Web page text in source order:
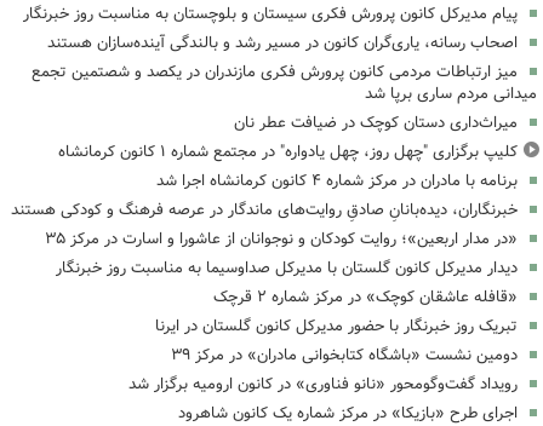
پیام مدیرکل کانون پرورش فکری سیستان و بلوچستان به مناسبت روز خبرنگار
اصحاب رسانه، یاری‌گران کانون در مسیر رشد و بالندگی آینده‌سازان هستند
میز ارتباطات مردمی کانون پرورش فکری مازندران در یکصد و شصتمین تجمع
میدانی مردم ساری برپا شد
میراث‌داری دستان کوچک در ضیافت عطر نان
کلیپ برگزاری "چهل روز، چهل یادواره" در مجتمع شماره ۱ کانون کرمانشاه
برنامه با مادران در مرکز شماره ۴ کانون کرمانشاه اجرا شد
خبرنگاران، دیده‌بانانِ صادقِ روایت‌های ماندگار در عرصه فرهنگ و کودکی هستند
«در مدار اربعین»؛ روایت کودکان و نوجوانان از عاشورا و اسارت در مرکز ۳۵
دیدار مدیرکل کانون گلستان با مدیرکل صداوسیما به مناسبت روز خبرنگار
«قافله عاشقان کوچک» در مرکز شماره ۲ قرچک
تبریک روز خبرنگار با حضور مدیرکل کانون گلستان در ایرنا
دومین نشست «باشگاه کتابخوانی مادران» در مرکز ۳۹
رویداد گفت‌وگومحور «نانو فناوری» در کانون ارومیه برگزار شد
اجرای طرح «بازیکا» در مرکز شماره یک کانون شاهرود